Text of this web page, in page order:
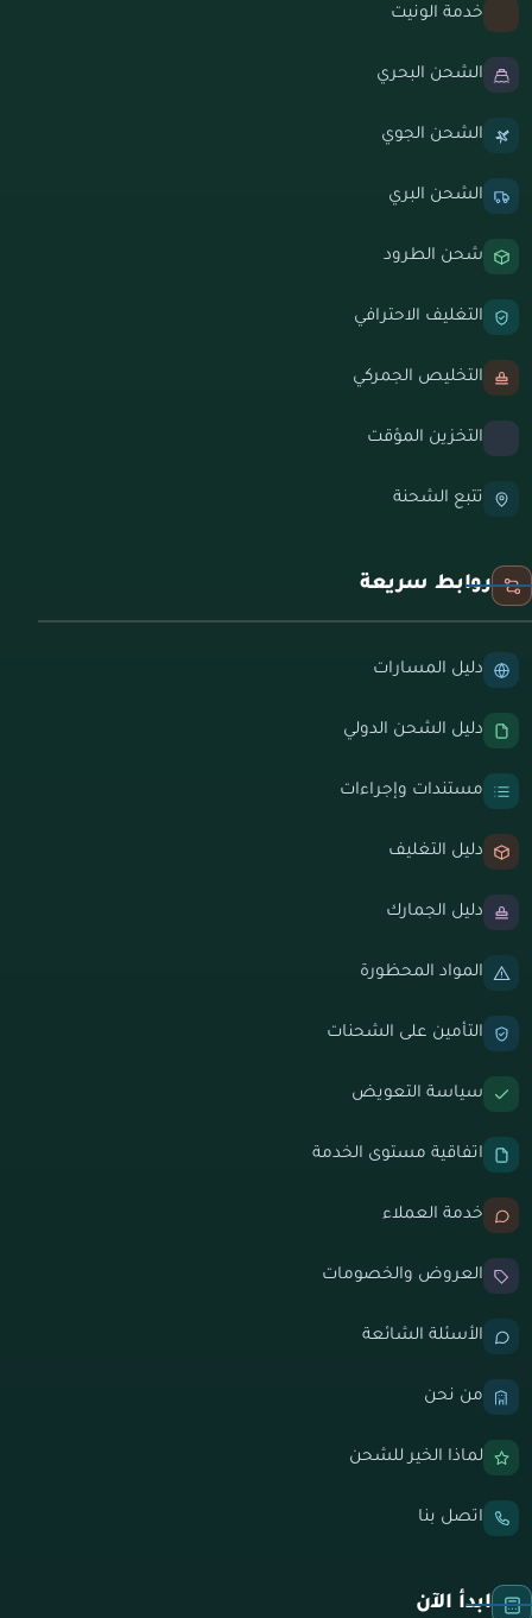
خدمة الونيت
الشحن البحري
الشحن الجوي
الشحن البري
شحن الطرود
التغليف الاحترافي
التخليص الجمركي
التخزين المؤقت
تتبع الشحنة
روابط سريعة
دليل المسارات
دليل الشحن الدولي
مستندات وإجراءات
دليل التغليف
دليل الجمارك
المواد المحظورة
التأمين على الشحنات
سياسة التعويض
اتفاقية مستوى الخدمة
خدمة العملاء
العروض والخصومات
الأسئلة الشائعة
من نحن
لماذا الخير للشحن
اتصل بنا
ابدأ الآن